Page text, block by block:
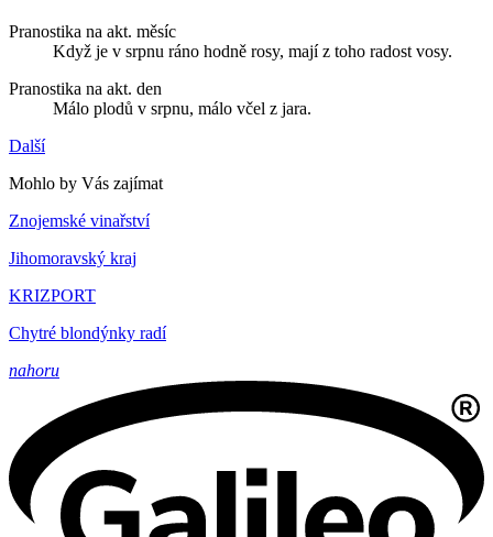
Pranostika na akt. měsíc
Když je v srpnu ráno hodně rosy, mají z toho radost vosy.
Pranostika na akt. den
Málo plodů v srpnu, málo včel z jara.
Další
Mohlo by Vás zajímat
Znojemské vinařství
Jihomoravský kraj
KRIZPORT
Chytré blondýnky radí
nahoru